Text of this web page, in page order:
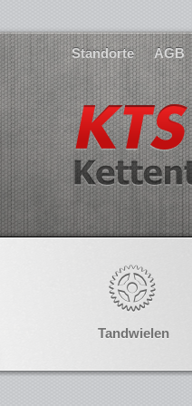
Standorte AGB
Tandwielen